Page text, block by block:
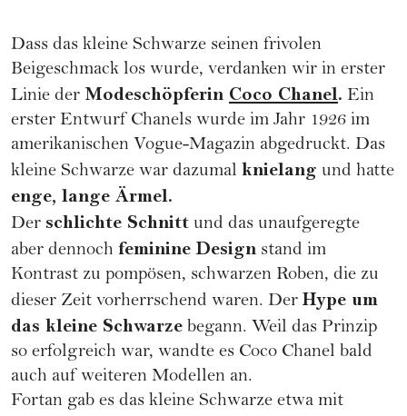
Dass das kleine Schwarze seinen frivolen
Beigeschmack los wurde, verdanken wir in erster
Linie der Modeschöpferin Coco Chanel. Ein
erster Entwurf Chanels wurde im Jahr 1926 im
amerikanischen Vogue-Magazin abgedruckt. Das
kleine Schwarze war dazumal knielang und hatte
enge, lange Ärmel.
Der schlichte Schnitt und das unaufgeregte
aber dennoch feminine Design stand im
Kontrast zu pompösen, schwarzen Roben, die zu
dieser Zeit vorherrschend waren. Der Hype um
das kleine Schwarze begann. Weil das Prinzip
so erfolgreich war, wandte es Coco Chanel bald
auch auf weiteren Modellen an.
Fortan gab es das kleine Schwarze etwa mit